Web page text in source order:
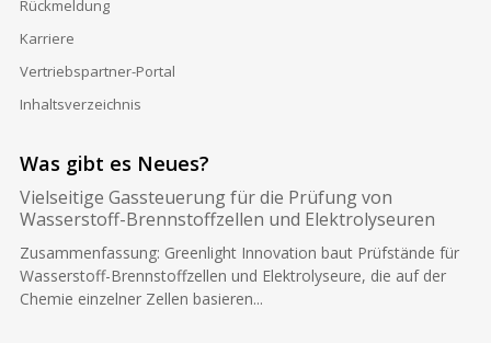
Rückmeldung
Karriere
Vertriebspartner-Portal
Inhaltsverzeichnis
Was gibt es Neues?
Vielseitige Gassteuerung für die Prüfung von
Wasserstoff-Brennstoffzellen und Elektrolyseuren
Zusammenfassung: Greenlight Innovation baut Prüfstände für
Wasserstoff-Brennstoffzellen und Elektrolyseure, die auf der
Chemie einzelner Zellen basieren...